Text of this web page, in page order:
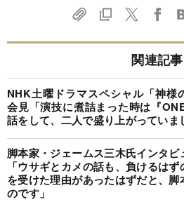
関連記事
NHK土曜ドラマスペシャル「神様
会見「演技に煮詰まった時は『
話をして、二人で盛り上がっていま
脚本家・ジェームス三木氏インタビ
「ウサギとカメの話も、負けるは
を受けた理由があったはずだと、脚
のです」